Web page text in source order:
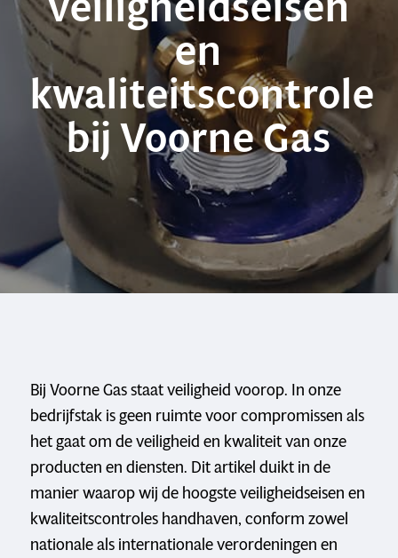
en
kwaliteitscontrole
bij Voorne Gas
Bij Voorne Gas staat veiligheid voorop. In onze
bedrijfstak is geen ruimte voor compromissen als
het gaat om de veiligheid en kwaliteit van onze
producten en diensten. Dit artikel duikt in de
manier waarop wij de hoogste veiligheidseisen en
kwaliteitscontroles handhaven, conform zowel
nationale als internationale verordeningen en